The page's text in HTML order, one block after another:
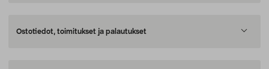
Ostotiedot, toimitukset ja palautukset